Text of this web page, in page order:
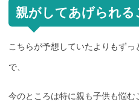
親がしてあげられる
こちらが予想していたよりもず
で、
今のところは特に親も子供も悩む